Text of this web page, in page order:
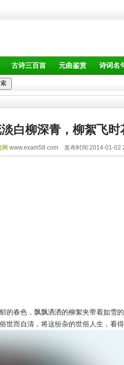
古诗三百首 元曲鉴赏 诗词名
白柳深青，柳絮飞
赏析
网 www.exam58.com 发布时间:2014-01-02
的春色，飘飘洒洒的柳絮夹带着如雪
世而自清，将这纷杂的世俗人生，看得